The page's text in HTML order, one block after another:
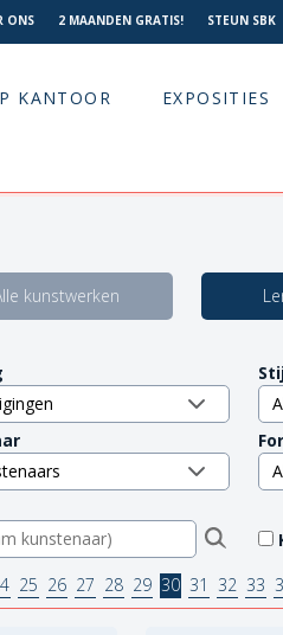
ONS 2 MAANDEN GRATIS! STEUN SBK
KANTOOR EXPOSITIES
kunstwerken
25 26 27 28 29 30 31 32 33